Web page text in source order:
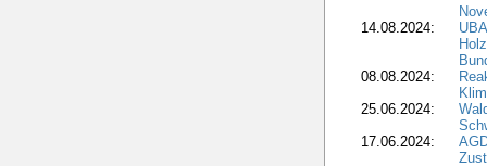
14.08.2024:
08.08.2024:
25.06.2024:
17.06.2024: